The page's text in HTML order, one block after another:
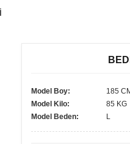
Model Boy:
185
Model Kilo:
85 KG
Model Beden:
L